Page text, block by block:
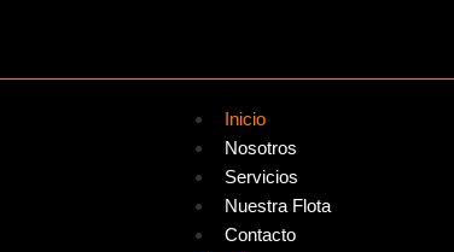
Inicio
Nosotros
Servicios
Nuestra Flota
Contacto